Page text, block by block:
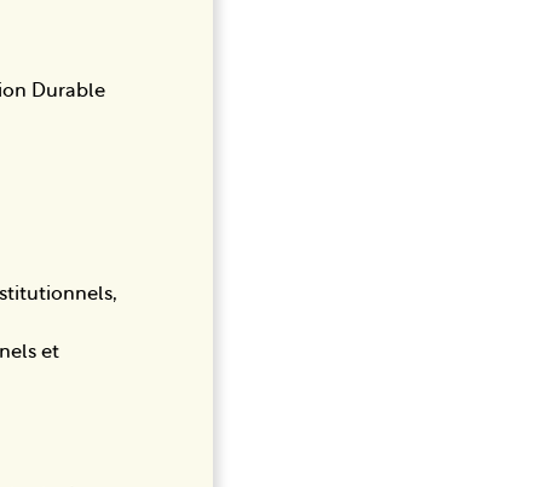
Durable
et